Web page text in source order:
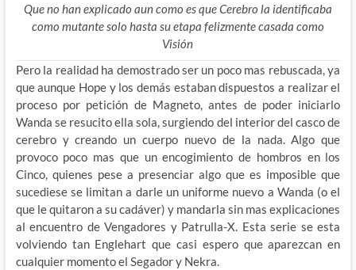
Que no han explicado aun como es que Cerebro la identificaba
como mutante solo hasta su etapa felizmente casada como
Visión
Pero la realidad ha demostrado ser un poco mas rebuscada, ya
que aunque Hope y los demás estaban dispuestos a realizar el
proceso por petición de Magneto, antes de poder iniciarlo
Wanda se resucito ella sola, surgiendo del interior del casco de
cerebro y creando un cuerpo nuevo de la nada. Algo que
provoco poco mas que un encogimiento de hombros en los
Cinco, quienes pese a presenciar algo que es imposible que
sucediese se limitan a darle un uniforme nuevo a Wanda (o el
que le quitaron a su cadáver) y mandarla sin mas explicaciones
al encuentro de Vengadores y Patrulla-X. Esta serie se esta
volviendo tan Englehart que casi espero que aparezcan en
cualquier momento el Segador y Nekra.